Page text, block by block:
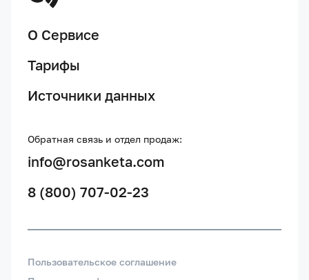
О Сервисе
Тарифы
Источники данных
Обратная связь и отдел продаж:
info@rosanketa.com
8 (800) 707-02-23
Пользовательское соглашение